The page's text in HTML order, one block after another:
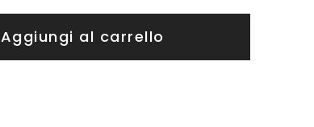
Aggiungi al carrello